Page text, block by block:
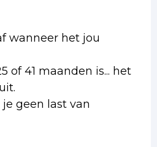
wanneer het jou
of 41 maanden is... het
geen last van